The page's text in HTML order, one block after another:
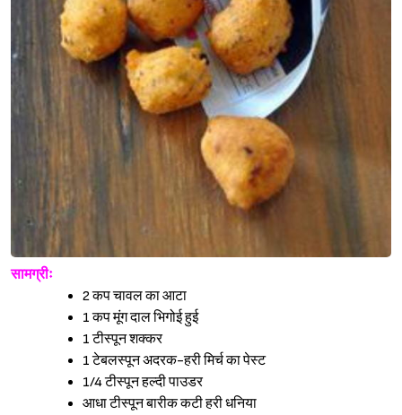
सामग्रीः
2 कप चावल का आटा
1 कप मूंग दाल भिगोई हुई
1 टीस्पून शक्कर
1 टेबलस्पून अदरक-हरी मिर्च का पेस्ट
1/4 टीस्पून हल्दी पाउडर
आधा टीस्पून बारीक कटी हरी धनिया